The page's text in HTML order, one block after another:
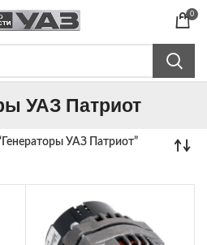
0
УАЗ Патриот
УАЗ Патриот”